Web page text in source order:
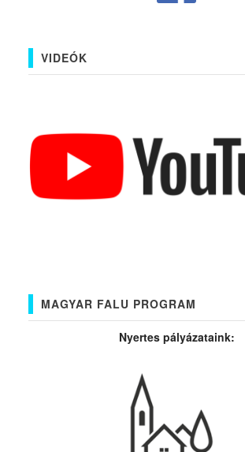
VIDEÓK
MAGYAR FALU PROGRAM
Nyertes pályázataink: